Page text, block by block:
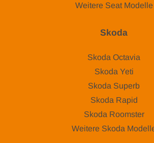
Weitere Seat Modelle
Skoda
Skoda Octavia
Skoda Yeti
Skoda Superb
Skoda Rapid
Skoda Roomster
Weitere Skoda